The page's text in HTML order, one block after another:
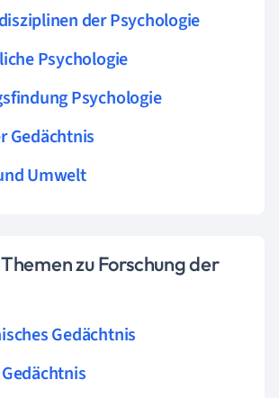
der Psychologie
Psychologie
Psychologie
Gedächtnis
Umwelt
zu Forschung der
Gedächtnis